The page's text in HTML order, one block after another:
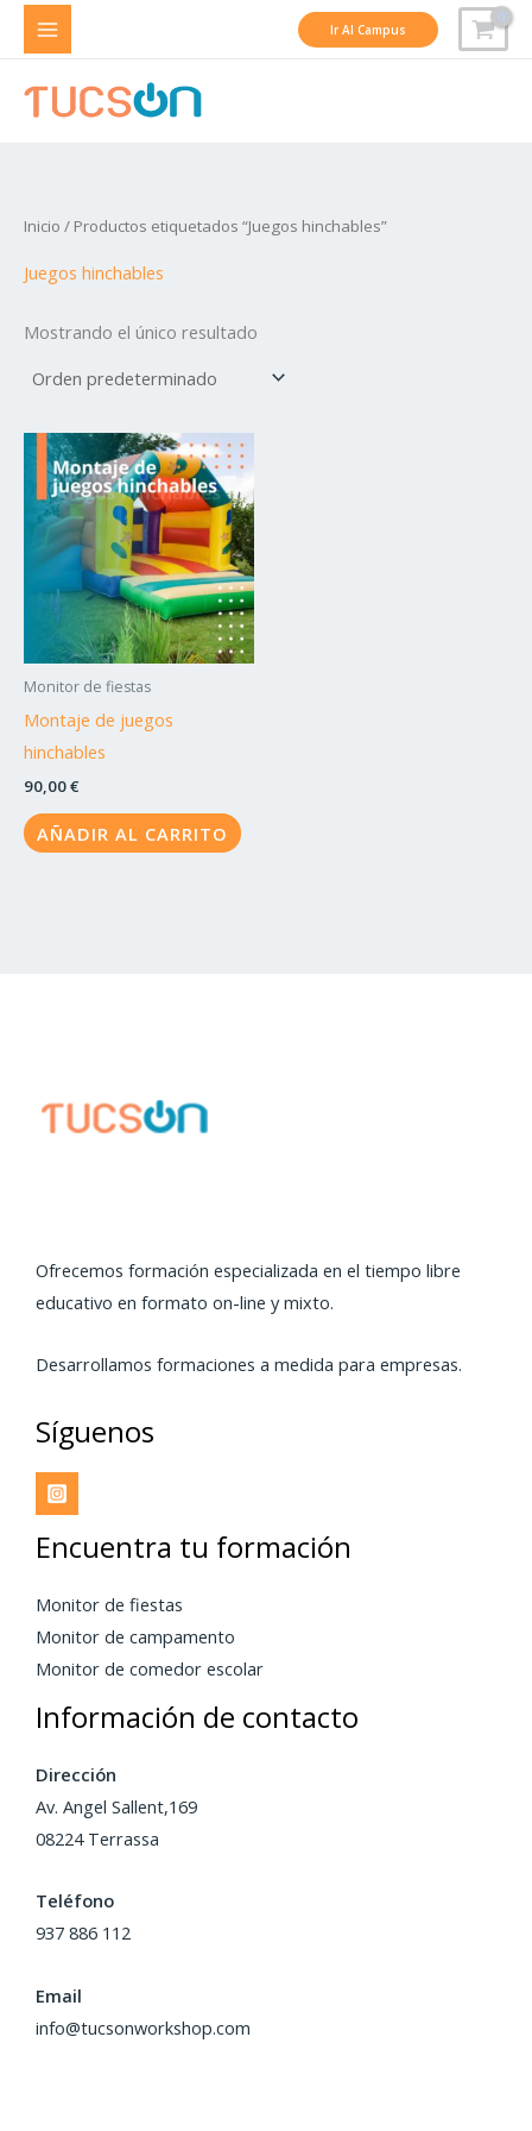
Ir Al Campus
Inicio / Productos etiquetados “Juegos hinchables”
Juegos hinchables
Mostrando el único resultado
Monitor de fiestas
Montaje de juegos
hinchables
90,00€
AÑADIR AL CARRITO
Ofrecemos formación especializada en el tiempo libre
educativo en formato on-line y mixto.
Desarrollamos formaciones a medida para empresas.
Síguenos
Encuentra tu formación
Monitor de fiestas
Monitor de campamento
Monitor de comedor escolar
Información de contacto
Dirección
Av. Angel Sallent,169
08224 Terrassa
Teléfono
937 886 112
Email
info@tucsonworkshop.com